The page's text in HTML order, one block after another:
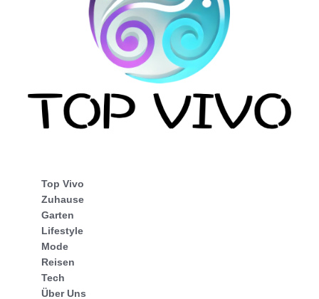
Top Vivo
Zuhause
Garten
Lifestyle
Mode
Reisen
Tech
Über Uns